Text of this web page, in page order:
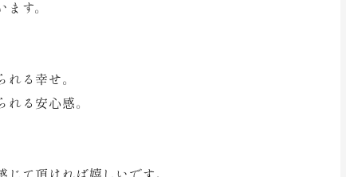
ます。
れる幸せ。
れる安心感。
て頂ければ嬉しいです。